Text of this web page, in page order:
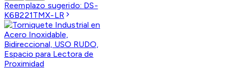
Reemplazo sugerido: DS-
K6B221TMX-LR